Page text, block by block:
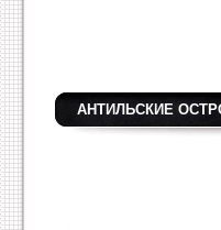
АНТИЛЬСКИЕ